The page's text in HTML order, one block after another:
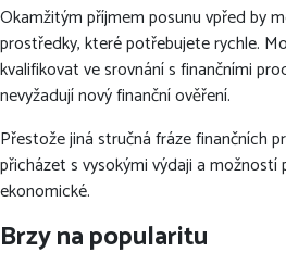
Okamžitým příjmem posunu vpřed by
prostředky, které potřebujete rychle.
kvalifikovat ve srovnání s finančními
nevyžadují nový finanční ověření.
Přestože jiná stručná fráze finančních
přicházet s vysokými výdaji a možností
ekonomické.
Brzy na popularitu